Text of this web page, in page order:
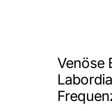
Venöse